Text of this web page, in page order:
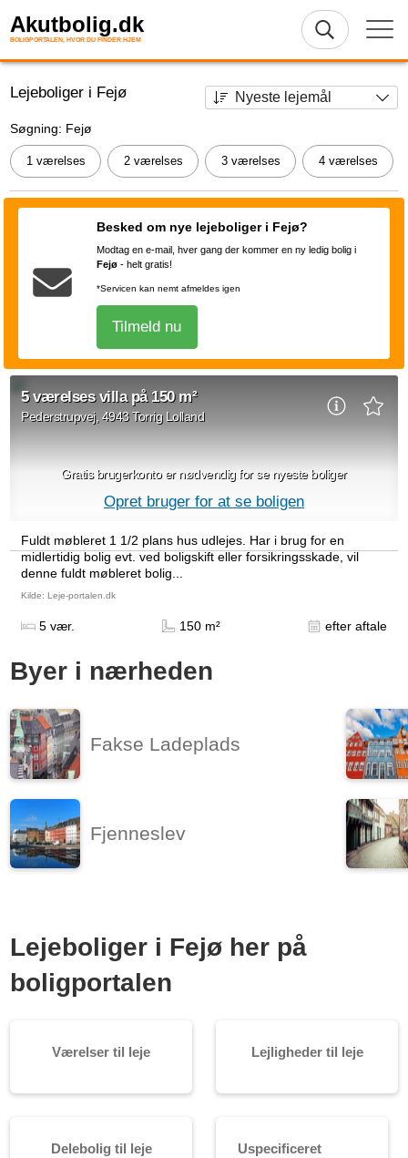
Akutbolig.dk
BOLIGPORTALEN, HVOR DU FINDER HJEM
Lejeboliger i Fejø
Søgning: Fejø
1 værelses 2 værelses 3 værelses 4 værelses
Besked om nye lejeboliger i Fejø?
Modtag en e-mail, hver gang der kommer en ny ledig bolig i
Fejø - helt gratis!
*Servicen kan nemt afmeldes igen
Tilmeld nu
5 værelses villa på 150 m²
Pederstrupvej, 4943 Torrig Lolland
Gratis brugerkonto er nødvendig for se nyeste boliger
Opret bruger for at se boligen
Fuldt møbleret 1 1/2 plans hus udlejes. Har i brug for en
midlertidig bolig evt. ved boligskift eller forsikringsskade, vil
denne fuldt møbleret bolig...
Kilde: Leje-portalen.dk
5 vær. 150 m² efter aftale
Byer i nærheden
Fakse Ladeplads
Fjenneslev
Lejeboliger i Fejø her på
boligportalen
Værelser til leje Lejligheder til leje
Delebolig til leje
Uspecificeret